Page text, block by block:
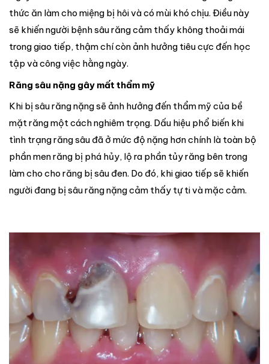
thức ăn làm cho miệng bị hôi và có mùi khó chịu. Điều này
sẽ khiến người bệnh sâu răng cảm thấy không thoải mái
trong giao tiếp, thậm chí còn ảnh hưởng tiêu cực đến học
tập và công việc hằng ngày.
Răng sâu nặng gây mất thẩm mỹ
Khi bị sâu răng nặng sẽ ảnh hưởng đến thẩm mỹ của bề
mặt răng một cách nghiêm trọng. Dấu hiệu phổ biến khi
tình trạng răng sâu đã ở mức độ nặng hơn chính là toàn bộ
phần men răng bị phá hủy, lộ ra phần tủy răng bên trong
làm cho cho răng bị sâu đen. Do đó, khi giao tiếp sẽ khiến
người đang bị sâu răng nặng cảm thấy tự ti và mặc cảm.